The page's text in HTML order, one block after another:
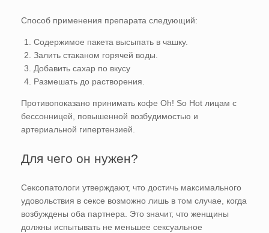
Способ применения препарата следующий:
Содержимое пакета высыпать в чашку.
Залить стаканом горячей воды.
Добавить сахар по вкусу
Размешать до растворения.
Противопоказано принимать кофе Oh! So Hot лицам с
бессонницей, повышенной возбудимостью и
артериальной гипертензией.
Для чего он нужен?
Сексопатологи утверждают, что достичь максимального
удовольствия в сексе возможно лишь в том случае, когда
возбуждены оба партнера. Это значит, что женщины
должны испытывать не меньшее сексуальное